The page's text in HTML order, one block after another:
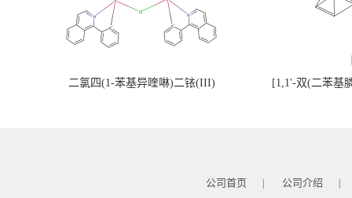
二氯四(1-苯基异喹啉)二铱(III) [1,1'-双(二苯基
公司首页 | 公司介绍 |